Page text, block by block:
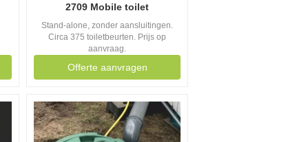
2709 Mobile toilet
Stand-alone, zonder aansluitingen.
Circa 375 toiletbeurten. Prijs op
aanvraag.
Offerte aanvragen